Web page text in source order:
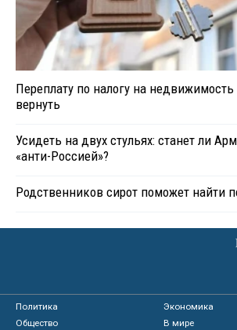
Переплату по налогу на
вернуть
Усидеть на двух стульях: станет ли
«анти-Россией»?
Родственников сирот поможет найти
Политика
Экономика
Общество
В мире